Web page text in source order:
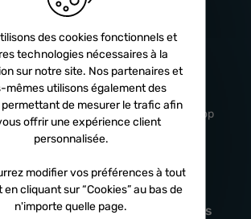
Service client
professionnel
De 8h à 17h Non-stop
Paiement en
x3 fois
des cookies fonctionnels et
technologies nécessaires à la
sur notre site. Nos partenaires et
mêmes utilisons également des
de mesurer le trafic afin
offrir une expérience client
personnalisée.
modifier vos préférences à tout
en cliquant sur “Cookies” au bas de
n'importe quelle page.